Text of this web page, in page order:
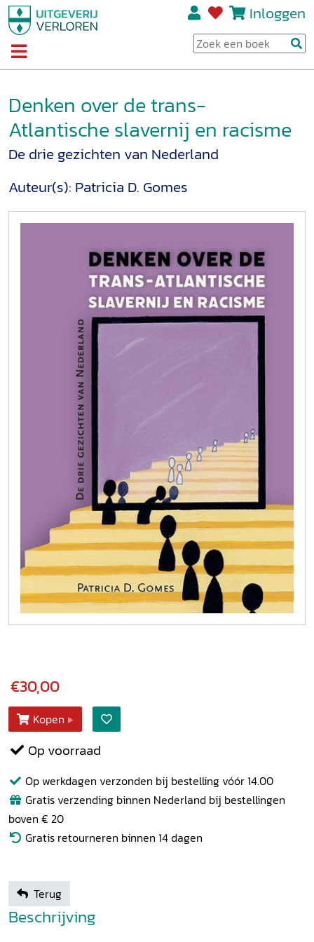
Inloggen
Denken over de trans-
Atlantische slavernij en racisme
De drie gezichten van Nederland
Auteur(s): Patricia D. Gomes
€30,00
Kopen
Op voorraad
Op werkdagen verzonden bij bestelling vóór 14.00
Gratis verzending binnen Nederland bij bestellingen
boven € 20
Gratis retourneren binnen 14 dagen
Terug
Beschrijving